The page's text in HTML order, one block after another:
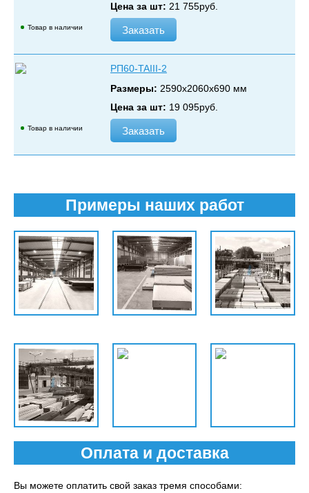
Товар в наличии
Цена за шт: 21 755руб.
Заказать
Товар в наличии
РП60-TAIII-2
Размеры: 2590х2060х690 мм
Цена за шт: 19 095руб.
Заказать
Примеры наших работ
Оплата и доставка
Вы можете оплатить свой заказ тремя способами: